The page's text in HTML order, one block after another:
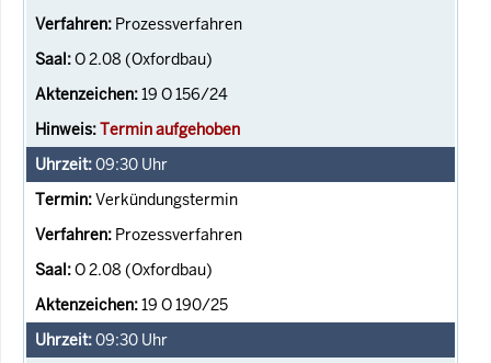
Prozessverfahren
O 2.08 (Oxfordbau)
19 O 156/24
Termin aufgehoben
09:30 Uhr
Verkündungstermin
Prozessverfahren
O 2.08 (Oxfordbau)
19 O 190/25
09:30 Uhr